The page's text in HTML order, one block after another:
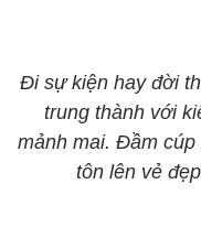
Đi sự kiện hay đời
trung thành với
mảnh mai. Đầm
tôn lên vẻ